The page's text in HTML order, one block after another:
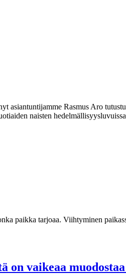
asiantuntijamme Rasmus Aro
naisten
paikka tarjoaa. Viihtyminen
vaikeaa